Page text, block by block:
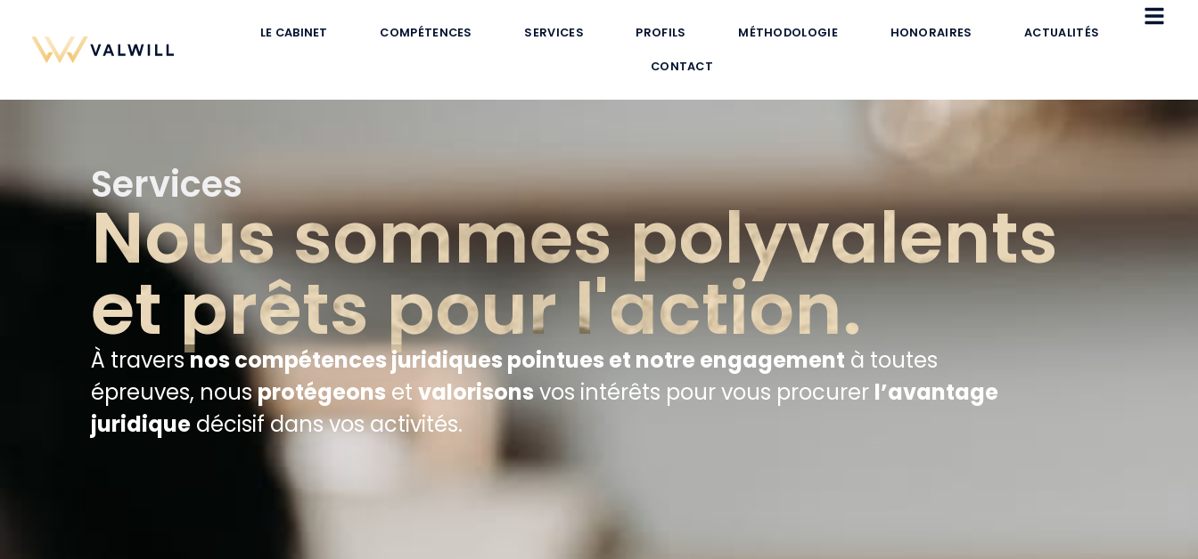
LE CABINET COMPÉTENCES SERVICES PROFILS MÉTHODOLOGIE HONORAIRES ACTUALITÉS
CONTACT
Services
Nous sommes polyvalents
et prêts pour l'action.
À traversnos compétences juridiques pointues et notre engagement à toutes
épreuves, nousprotégeons et valorisons vos intérêts pour vous procurer l’avantage
juridique décisif dans vos activités.